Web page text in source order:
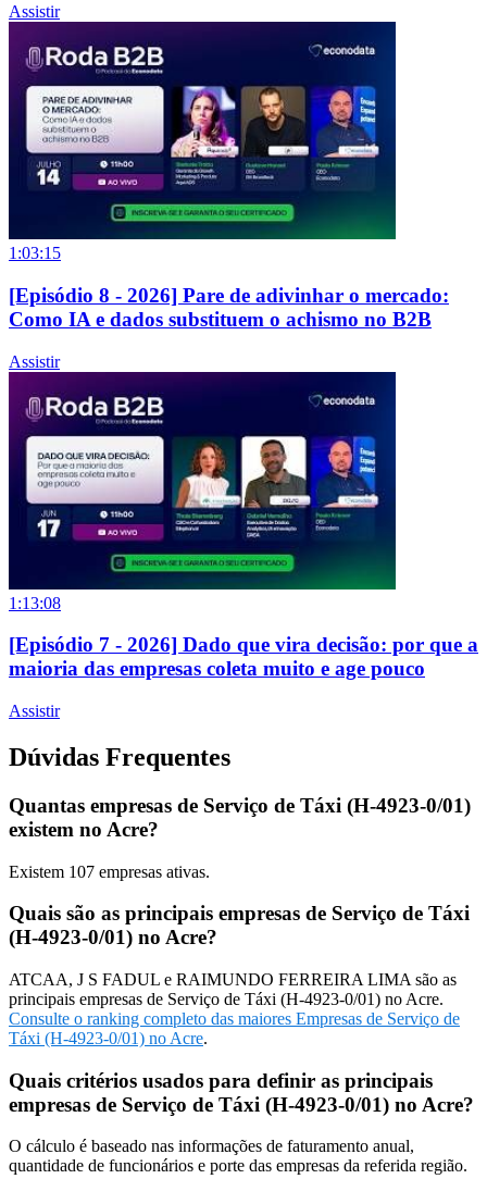
Assistir
1:03:15
[Episódio 8 - 2026] Pare de adivinhar o mercado:
Como IA e dados substituem o achismo no B2B
Assistir
1:13:08
[Episódio 7 - 2026] Dado que vira decisão: por que a
maioria das empresas coleta muito e age pouco
Assistir
Dúvidas Frequentes
Quantas empresas de Serviço de Táxi (H-4923-0/01)
existem no Acre?
Existem 107 empresas ativas.
Quais são as principais empresas de Serviço de Táxi
(H-4923-0/01) no Acre?
ATCAA, J S FADUL e RAIMUNDO FERREIRA LIMA são as
principais empresas de Serviço de Táxi (H-4923-0/01) no Acre.
Consulte o ranking completo das maiores Empresas de Serviço de
Táxi (H-4923-0/01) no Acre.
Quais critérios usados para definir as principais
empresas de Serviço de Táxi (H-4923-0/01) no Acre?
O cálculo é baseado nas informações de faturamento anual,
quantidade de funcionários e porte das empresas da referida região.